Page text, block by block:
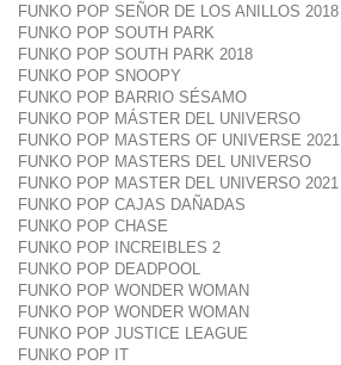
FUNKO POP SEÑOR DE LOS ANILLOS 2018
FUNKO POP SOUTH PARK
FUNKO POP SOUTH PARK 2018
FUNKO POP SNOOPY
FUNKO POP BARRIO SÉSAMO
FUNKO POP MÁSTER DEL UNIVERSO
FUNKO POP MASTERS OF UNIVERSE 2021
FUNKO POP MASTERS DEL UNIVERSO
FUNKO POP MASTER DEL UNIVERSO 2021
FUNKO POP CAJAS DAÑADAS
FUNKO POP CHASE
FUNKO POP INCREIBLES 2
FUNKO POP DEADPOOL
FUNKO POP WONDER WOMAN
FUNKO POP WONDER WOMAN
FUNKO POP JUSTICE LEAGUE
FUNKO POP IT